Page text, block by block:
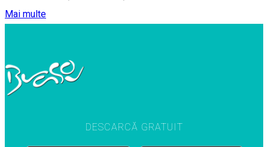
Mai multe
DESCARCĂ GRATUIT